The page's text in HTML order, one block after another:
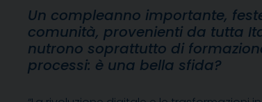
Un compleanno importante,
comunità, provenienti da tutta
nutrono soprattutto di
processi: è una bella sfida?